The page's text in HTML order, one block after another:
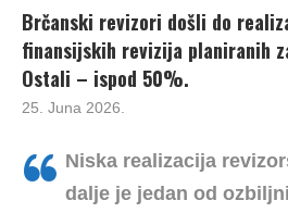
Brčanski revizori došli do
finansijskih revizija planiranih
Ostali – ispod 50%.
25. Juna 2026.
Niska realizacija
dalje je jedan od